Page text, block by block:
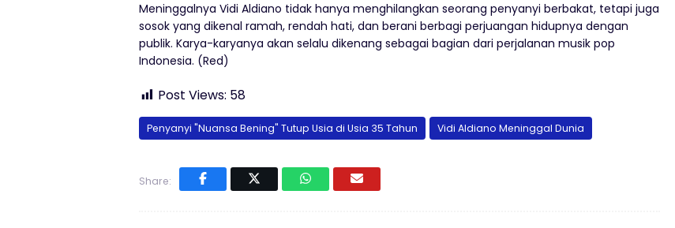
Meninggalnya Vidi Aldiano tidak hanya menghilangkan seorang penyanyi berbakat, tetapi juga
sosok yang dikenal ramah, rendah hati, dan berani berbagi perjuangan hidupnya dengan
publik. Karya-karyanya akan selalu dikenang sebagai bagian dari perjalanan musik pop
Indonesia. (Red)
Post Views: 58
Penyanyi "Nuansa Bening" Tutup Usia di Usia 35 Tahun Vidi Aldiano Meninggal Dunia
Share: